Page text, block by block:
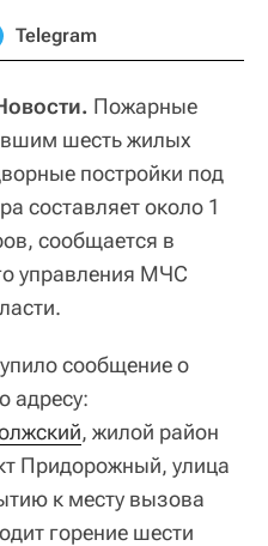
Telegram
Пожарные
шесть жилых
постройки под
составляет около 1
сообщается в
управления МЧС
сообщение о
адресу:
, жилой район
Придорожный, улица
к месту вызова
горение шести